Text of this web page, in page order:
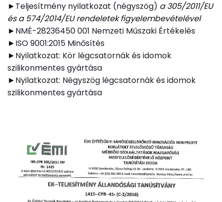
►Teljesítmény nyilatkozat (négyszög) a305/2011/EU
és a 574/2014/EU rendeletek figyelembevételével
►NMÉ-28236450 001 Nemzeti Műszaki Értékelés
►ISO 9001:2015 Minősítés
►Nyilatkozat: Kör légcsatornák és idomok
szilikonmentes gyártása
►Nyilatkozat: Négyszög légcsatornák és idomok
szilikonmentes gyártása